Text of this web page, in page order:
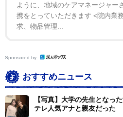
離婚の原因について「相手の
いい人だし、最後までお互いに
なってしまったので」と自虐風
ニササレが20歳の時から交際し
とも公表。ただ「（順調に)ス
急にハンドル切って平安貴族に
レベルで齟齬が生まれてきたと
ように、地域のケアマネージャー
携をとっていただきます <院内業
求、物品管理...
Sponsored by
おすすめニュース
【写真】大学の先生となっ
テレ人気アナと親友だった